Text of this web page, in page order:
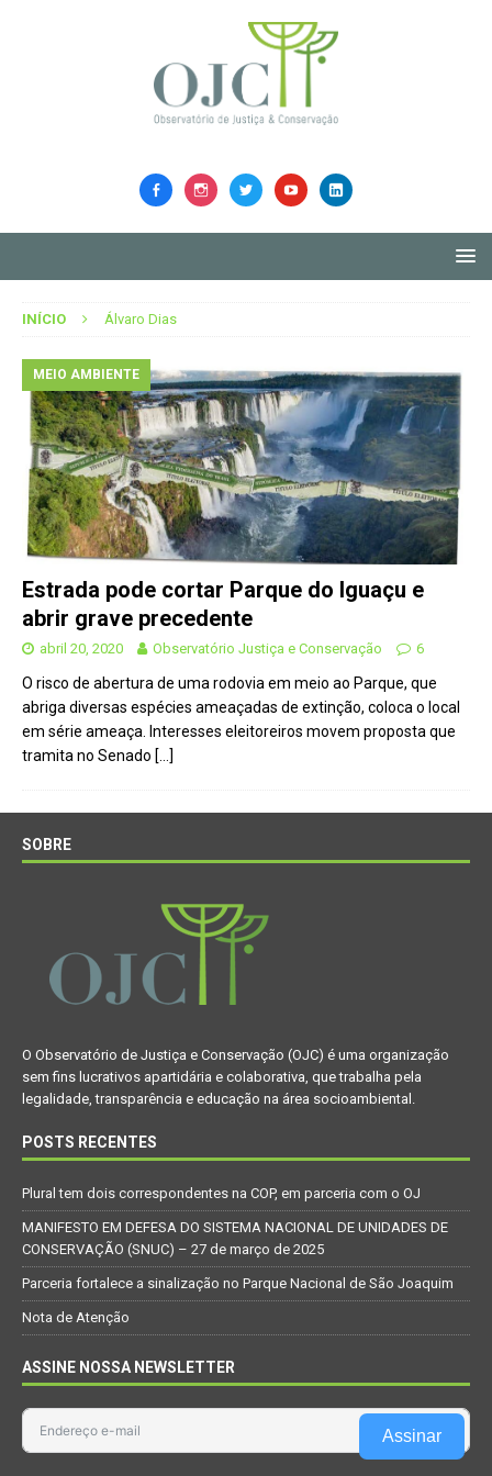
INÍCIO Álvaro Dias
MEIO AMBIENTE
Estrada pode cortar Parque do Iguaçu e
abrir grave precedente
abril 20, 2020 Observatório Justiça e Conservação 6
O risco de abertura de uma rodovia em meio ao Parque, que
abriga diversas espécies ameaçadas de extinção, coloca o local
em série ameaça. Interesses eleitoreiros movem proposta que
tramita no Senado […]
SOBRE
O Observatório de Justiça e Conservação (OJC) é uma organização
sem fins lucrativos apartidária e colaborativa, que trabalha pela
legalidade, transparência e educação na área socioambiental.
POSTS RECENTES
Plural tem dois correspondentes na COP, em parceria com o OJ
MANIFESTO EM DEFESA DO SISTEMA NACIONAL DE UNIDADES DE
CONSERVAÇÃO (SNUC) – 27 de março de 2025
Parceria fortalece a sinalização no Parque Nacional de São Joaquim
Nota de Atenção
ASSINE NOSSA NEWSLETTER
Assinar